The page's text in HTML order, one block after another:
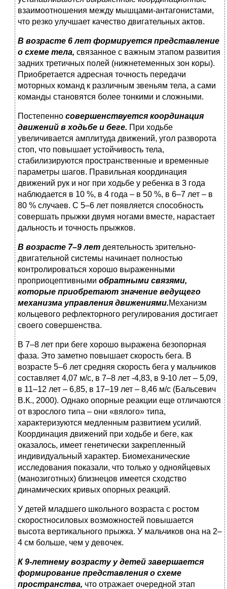
взаимоотношения между мышцами-антагонистами,
что резко улучшает качество двигательных актов.
В возрасте 6 лет формируется представление
о схеме тела, связанное с важным этапом развития
задних третичных полей (нижнетеменных зон коры).
Приобретается адресная точность передачи
моторных команд к различным звеньям тела, а сами
команды становятся более тонкими и сложными.
Постепенно совершенствуется координация
движений в ходьбе и беге. При ходьбе
увеличивается амплитуда движений, угол разворота
стоп, что повышает устойчивость тела,
стабилизируются пространственные и временные
параметры шагов. Правильная координация
движений рук и ног при ходьбе у ребенка в 3 года
наблюдается в 10 %, в 4 года – в 50 %, в 6–7 лет – в
80 % случаев. С 5–6 лет появляется способность
совершать прыжки двумя ногами вместе, нарастает
дальность и точность прыжков.
В возрасте 7–9 лет деятельность зрительно-
двигательной системы начинает полностью
контролироваться хорошо выраженными
проприоцептивными обратными связями,
которые приобретают значение ведущего
механизма управления движениями.Механизм
кольцевого рефлекторного регулирования достигает
своего совершенства.
В 7–8 лет при беге хорошо выражена безопорная
фаза. Это заметно повышает скорость бега. В
возрасте 5–6 лет средняя скорость бега у мальчиков
составляет 4,07 м/с, в 7–8 лет -4,83, в 9-10 лет – 5,09,
в 11–12 лет – 6,85, в 17–19 лет – 8,46 м/с (Бальсевич
В.К., 2000). Однако опорные реакции еще отличаются
от взрослого типа – они «вялого» типа,
характеризуются медленным развитием усилий.
Координация движений при ходьбе и беге, как
оказалось, имеет генетически закрепленный
индивидуальный характер. Биомеханические
исследования показали, что только у однояйцевых
(манозиготных) близнецов имеется сходство
динамических кривых опорных реакций.
У детей младшего школьного возраста с ростом
скоростносиловых возможностей повышается
высота вертикального прыжка. У мальчиков она на 2–
4 см больше, чем у девочек.
К 9-летнему возрасту у детей завершается
формирование представления о схеме
пространства, что отражает очередной этап